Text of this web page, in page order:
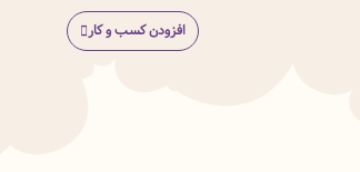
افزودن کسب و کار